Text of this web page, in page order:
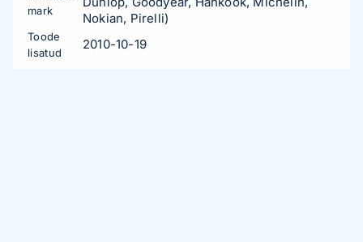
mark
Nokian, Pirelli)
Toode
lisatud
2010-10-19